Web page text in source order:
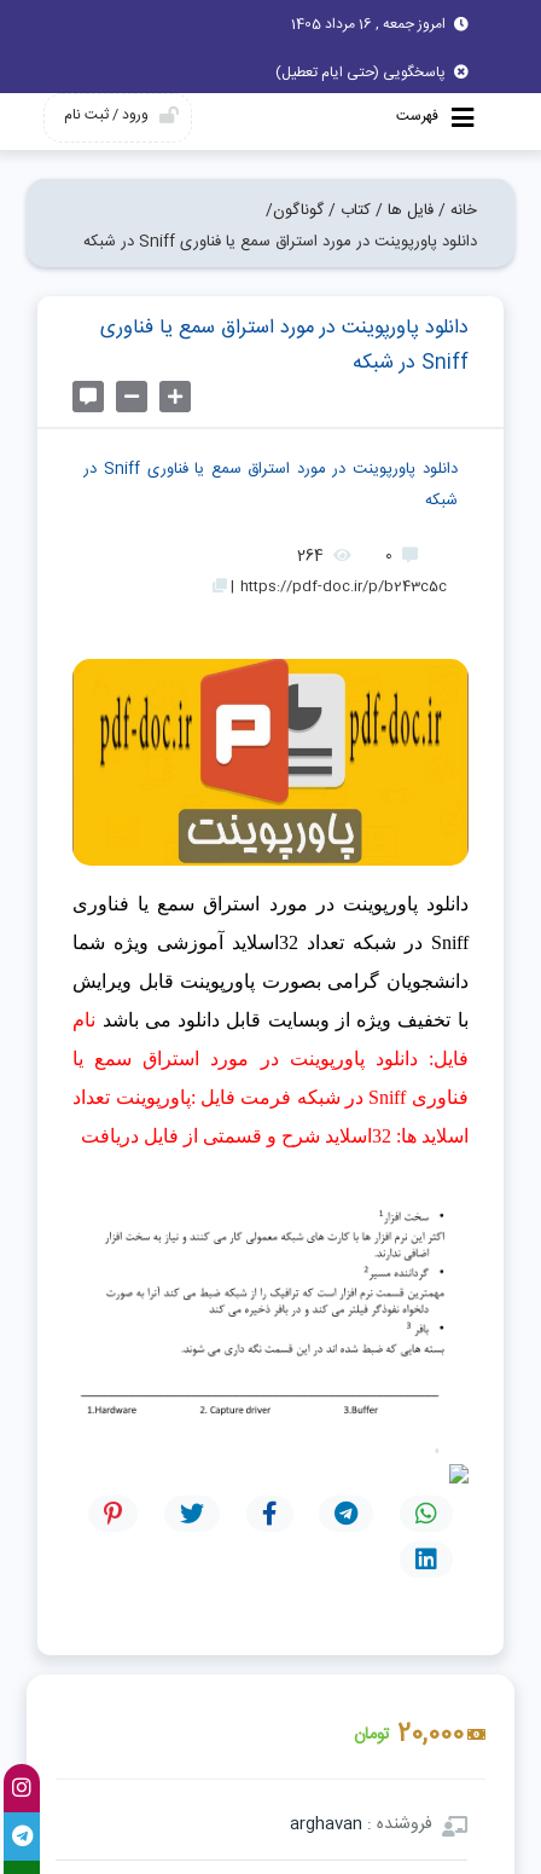
امروز جمعه , 16 مرداد 1405
پاسخگویی (حتی ایام تعطیل)
فهرست
ورود / ثبت نام
خانه / فایل ها / کتاب / گوناگون/
دانلود پاورپوینت در مورد استراق سمع یا فناوری Sniff در شبکه
20,000 تومان
فروشنده : arghavan
دانلود پاورپوینت در مورد استراق سمع یا فناوری
Sniff در شبکه
دانلود پاورپوینت در مورد استراق سمع یا فناوری Sniff در
شبکه
0
264
https://pdf-doc.ir/p/b243c5c
|
دانلود پاورپوینت در مورد استراق سمع یا فناوری
Sniff در شبکه تعداد 32اسلاید آموزشی ویژه شما
دانشجویان گرامی بصورت پاورپوینت قابل ویرایش
با تخفیف ویژه از وبسایت قابل دانلود می باشد نام
فایل: دانلود پاورپوینت در مورد استراق سمع یا
فناوری Sniff در شبکه فرمت فایل :پاورپوینت تعداد
اسلاید ها: 32اسلاید شرح و قسمتی از فایل دریافت